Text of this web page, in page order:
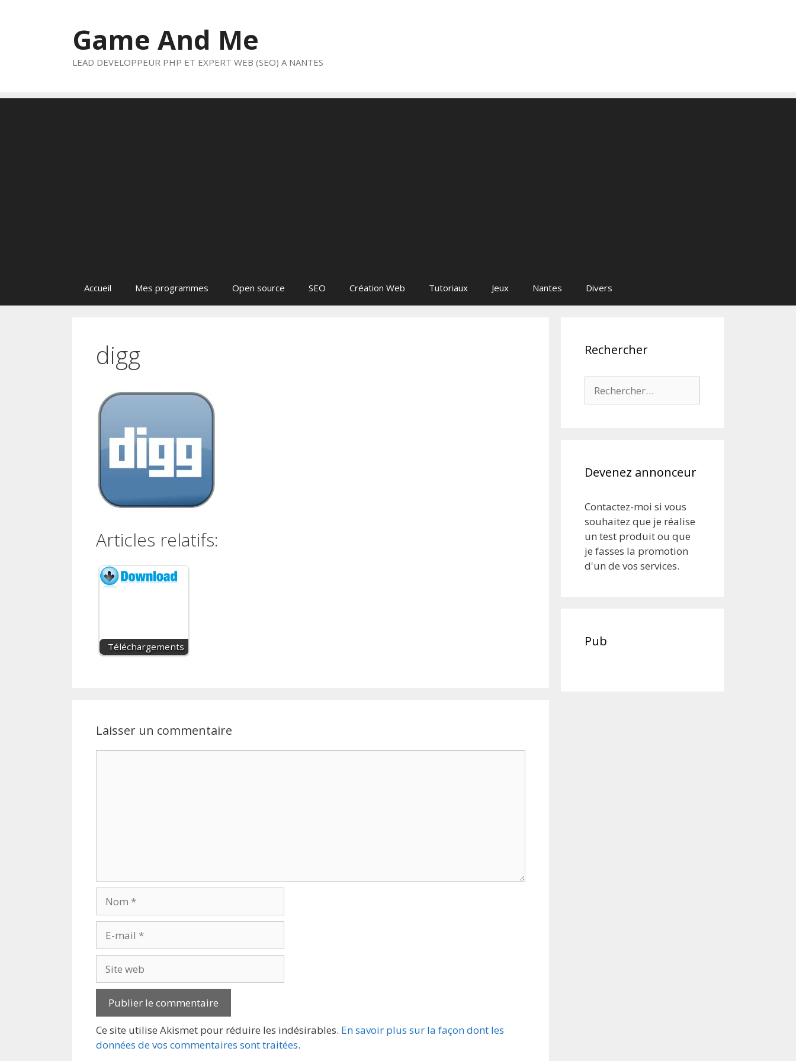
Game And Me
LEAD DEVELOPPEUR PHP ET EXPERT WEB (SEO) A NANTES
Accueil Mes programmes Open source SEO Création Web Tutoriaux Jeux Nantes Divers
digg
Articles relatifs:
Téléchargements
Laisser un commentaire
mail
web
Ce site utilise Akismet pour réduire les indésirables. En savoir plus sur la façon dont les
données de vos commentaires sont traitées.
Rechercher
Devenez annonceur
Contactez-moi si vous
souhaitez que je réalise
un test produit ou que
je fasses la promotion
d'un de vos services.
Pub